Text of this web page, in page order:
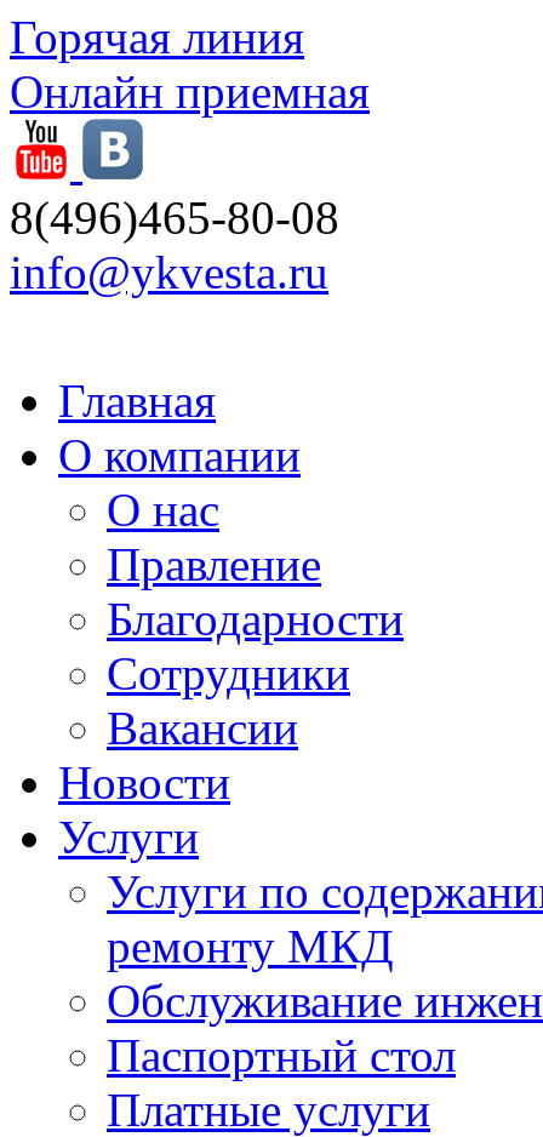
Горячая линия
Онлайн приемная
8(496)465-80-08
info@ykvesta.ru
Главная
О компании
О нас
Правление
Благодарности
Сотрудники
Вакансии
Новости
Услуги
Услуги по
ремонту МКД
Обслуживание
Паспортный стол
Платные услуги